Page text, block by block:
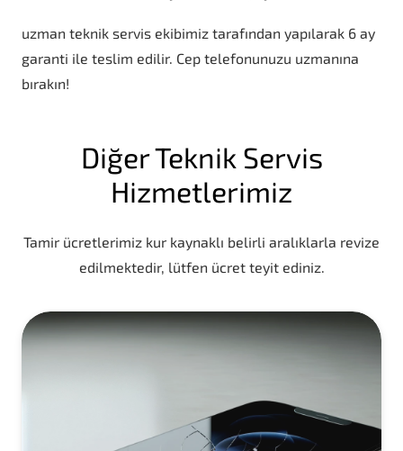
uzman teknik servis ekibimiz tarafından yapılarak 6 ay
garanti ile teslim edilir. Cep telefonunuzu uzmanına
bırakın!
Diğer Teknik Servis
Hizmetlerimiz
Tamir ücretlerimiz kur kaynaklı belirli aralıklarla revize
edilmektedir, lütfen ücret teyit ediniz.